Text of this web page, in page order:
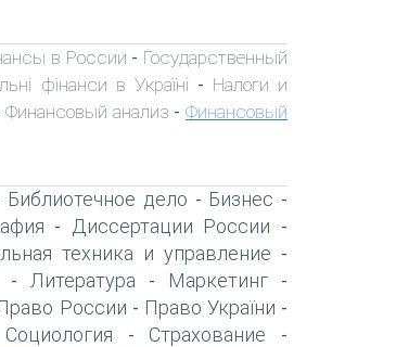
в России - Государственный
фінанси в Україні - Налоги и
Финансовый анализ -Финансовый
Библиотечное дело - Бизнес -
- Диссертации России -
техника и управление -
- Литература - Маркетинг-
России - Право України -
Социология - Страхование -